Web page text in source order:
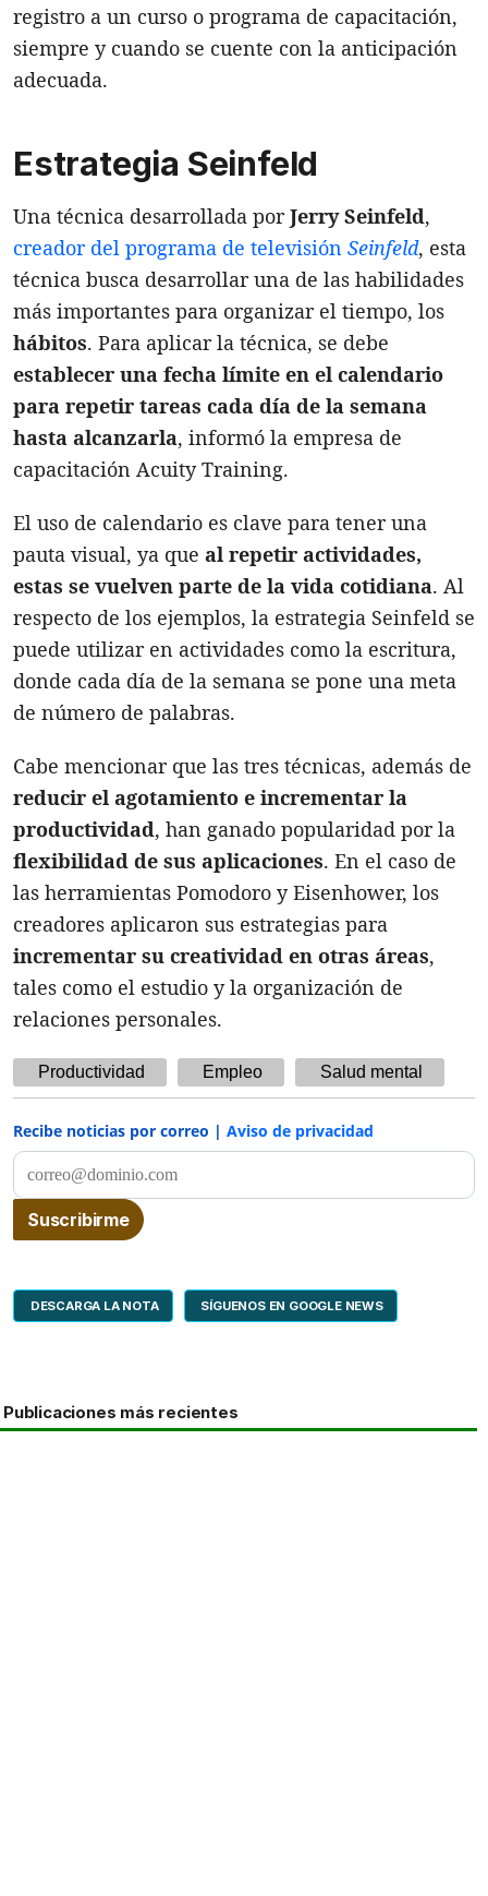
registro a un curso o programa de capacitación,
siempre y cuando se cuente con la anticipación
adecuada.
Estrategia Seinfeld
Una técnica desarrollada porJerry Seinfeld,
creador del programa de televisión Seinfeld, esta
técnica busca desarrollar una de las habilidades
más importantes para organizar el tiempo, los
hábitos. Para aplicar la técnica, se debe
establecer una fecha límite en el calendario
para repetir tareas cada día de la semana
hasta alcanzarla, informó la empresa de
capacitación Acuity Training.
El uso de calendario es clave para tener una
pauta visual, ya que al repetir actividades,
estas se vuelven parte de la vida cotidiana. Al
respecto de los ejemplos, la estrategia Seinfeld se
puede utilizar en actividades como la escritura,
donde cada día de la semana se pone una meta
de número de palabras.
Cabe mencionar que las tres técnicas, además de
reducir el agotamiento e incrementar la
productividad, han ganado popularidad por la
flexibilidad de sus aplicaciones. En el caso de
las herramientas Pomodoro y Eisenhower, los
creadores aplicaron sus estrategias para
incrementar su creatividad en otras áreas,
tales como el estudio y la organización de
relaciones personales.
Productividad Empleo Salud mental
Recibe noticias por correo | Aviso de privacidad
DESCARGA LA NOTA SÍGUENOS EN GOOGLE NEWS
Publicaciones más recientes